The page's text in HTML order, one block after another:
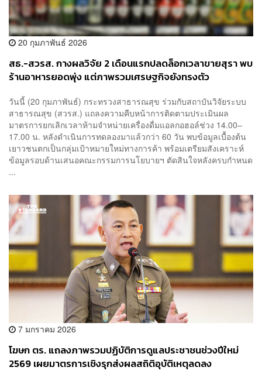
20 กุมภาพันธ์ 2026
สธ.-สวรส. กางผลวิจัย 2 เดือนแรกปลดล็อกเวลาขายสุรา พบ
ร้านอาหารยอดพุ่ง แต่ภาพรวมเศรษฐกิจยังทรงตัว
วันนี้ (20 กุมภาพันธ์) กระทรวงสาธารณสุข ร่วมกับสถาบันวิจัยระบบ
สาธารณสุข (สวรส.) แถลงความคืบหน้าการติดตามประเมินผล
มาตรการยกเลิกเวลาห้ามจำหน่ายเครื่องดื่มแอลกอฮอล์ช่วง 14.00–
17.00 น. หลังดำเนินการทดลองมาแล้วกว่า 60 วัน พบข้อมูลเบื้องต้น
เยาวชนตกเป็นกลุ่มเป้าหมายใหม่ทางการค้า พร้อมเตรียมสังเคราะห์
ข้อมูลรอบด้านเสนอคณะกรรมการนโยบายฯ ตัดสินใจหลังครบกำหนด
...
7 มกราคม 2026
โฆษก ตร. แถลงภาพรวมปฏิบัติการดูแลประชาชนช่วงปีใหม่
2569 เผยมาตรการเชิงรุกส่งผลสถิติอุบัติเหตุลดลง